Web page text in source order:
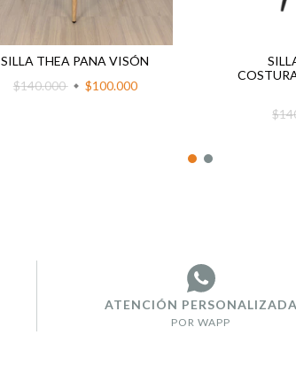
SILLA THEA PANA VISÓN
$140.000
$100.000
ATENCIÓN PERSONALIZADA
POR WAPP